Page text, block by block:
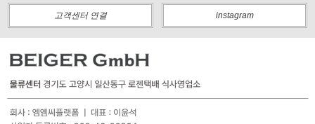
고객센터 연결 instagram